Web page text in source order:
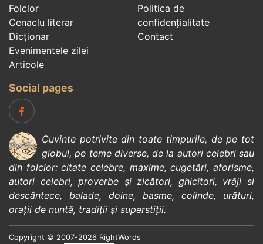
Folclor
Cenaclu literar
Dicționar
Evenimentele zilei
Articole
Politica de
confidenţialitate
Contact
Social pages
Cuvinte potrivite din toate timpurile, de pe tot
globul, pe teme diverse, de la autori celebrisau
din folclor:citate celebre, maxime,cugetări,aforisme,
autori celebri,proverbe și zicători, ghicitori, vrăji si
descântece, balade, doine, basme, colinde, urături,
orații de nuntă, tradiții și superstiții.
Copyright © 2007-2026 RightWords